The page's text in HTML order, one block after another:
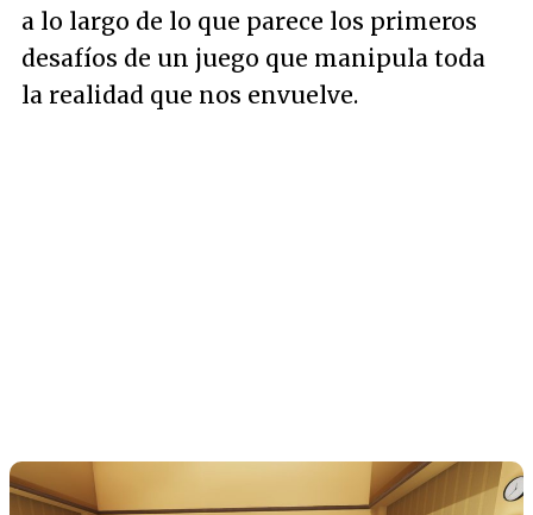
a lo largo de lo que parece los primeros
desafíos de un juego que manipula toda
la realidad que nos envuelve.